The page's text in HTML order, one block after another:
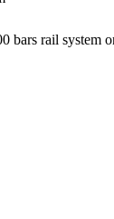
bars rail system